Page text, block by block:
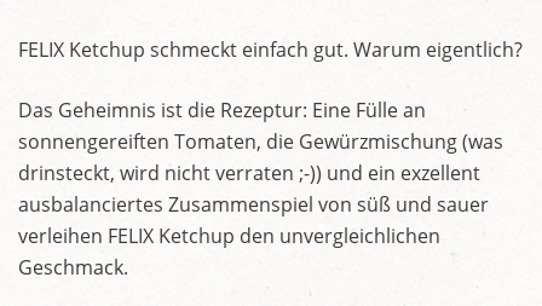
FELIX Ketchup schmeckt einfach gut. Warum eigentlich?
Das Geheimnis ist die Rezeptur: Eine Fülle an
sonnengereiften Tomaten, die Gewürzmischung (was
drinsteckt, wird nicht verraten ;-)) und ein exzellent
ausbalanciertes Zusammenspiel von süß und sauer
verleihen FELIX Ketchup den unvergleichlichen
Geschmack.